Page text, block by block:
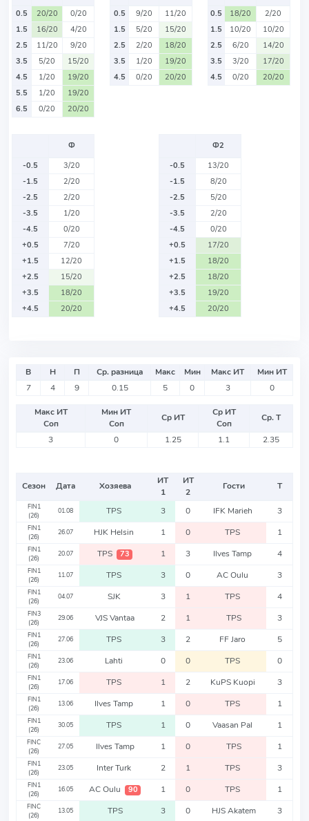
0.5
20/20
0/20
1.5
16/20
4/20
2.5
11/20
9/20
3.5
5/20
15/20
4.5
1/20
19/20
5.5
1/20
19/20
6.5
0/20 20/20
0.5
9/20
11/20
1.5
5/20
15/20
2.5
2/20
18/20
3.5
1/20
19/20
4.5
0/20 20/20
0.5
18/20
2/20
1.5
10/20
10/20
2.5
6/20
14/20
3.5
3/20
17/20
4.5
0/20 20/20
Ф
-0.5
3/20
-1.5
2/20
-2.5
2/20
-3.5
1/20
-4.5
0/20
+0.5
7/20
+1.5
12/20
+2.5
15/20
+3.5
18/20
+4.5
20/20
Ф2
-0.5
13/20
-1.5
8/20
-2.5
5/20
-3.5
2/20
-4.5
0/20
+0.5
17/20
+1.5
18/20
+2.5
18/20
+3.5
19/20
+4.5
20/20
В Н П Ср. разница Макс Мин Макс ИТ
Мин ИТ
7
4 9 0.15 5 0 3 0
Макс ИТ
Соп
Мин ИТ
Соп
Ср ИТ
Ср ИТ
Соп
Ср. Т
3
0 1.25 1.1 2.35
Сезон Дата Хозяева
ИТ
1
ИТ
2
Гости Т
FIN1
(26)
01.08 TPS 3 0 IFK Marieh 3
FIN1
(26)
26.07 HJK Helsin 1 0 TPS 1
FIN1
(26)
20.07 TPS 73 1 3 Ilves Tamp 4
FIN1
(26)
11.07 TPS 3 0 AC Oulu 3
FIN1
(26)
04.07 SJK 3 1 TPS 4
FIN3
(26)
29.06 VJS Vantaa 2 1 TPS 3
FIN1
(26)
27.06 TPS 3 2 FF Jaro 5
FIN1
(26)
23.06 Lahti 0 0 TPS 0
FIN1
(26)
17.06 TPS 1 2 KuPS Kuopi 3
FIN1
(26)
13.06 Ilves Tamp 1 0 TPS 1
FIN1
(26)
30.05 TPS 1 0 Vaasan Pal 1
FINC
(26)
27.05 Ilves Tamp 1 0 TPS 1
FIN1
(26)
23.05 Inter Turk 2 1 TPS 3
FIN1
(26)
16.05 AC Oulu 90 1 0 TPS 1
FINC
(26)
13.05 TPS 3 0 HJS Akatem 3